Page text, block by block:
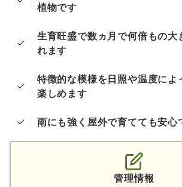
植物です
生育旺盛で数ヵ月で何倍もの大
れます
特徴的な模様を日照や温度によ
楽しめます
雨にも強く屋外で育てても安心
管理情報